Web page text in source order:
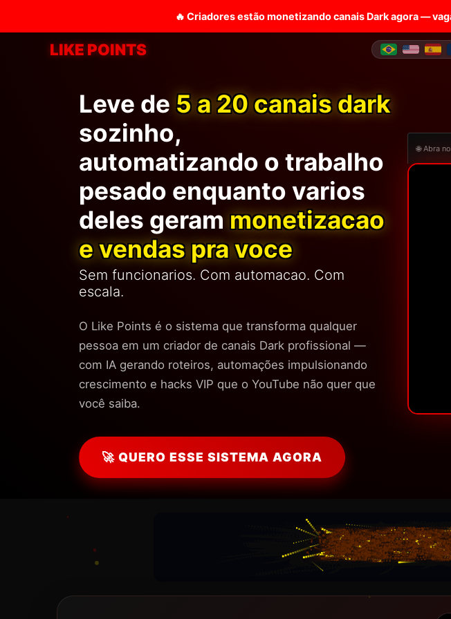
🔥 Criadores estão monetizando canais Dark agora —
LIKE POINTS
Leve de 5 a 20 canais dark
sozinho,
automatizando o trabalho
pesado enquanto varios
deles geram monetizacao
e vendas pra voce
Sem funcionarios. Com automacao. Com
escala.
O Like Points é o sistema que transforma qualquer
pessoa em um criador de canais Dark profissional —
com IA gerando roteiros, automações impulsionando
crescimento e hacks VIP que o YouTube não quer que
você saiba.
🚀 QUERO ESSE SISTEMA AGORA
🌐 Abra